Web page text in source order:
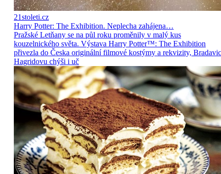
21stoleti.cz
Harry Potter: The Exhibition. Neplecha zahájena…
Pražské Letňany se na půl roku proměnily v malý kus
kouzelnického světa. Výstava Harry Potter™: The Exhibition
přivezla do Česka originální filmové kostýmy a rekvizity,
Hagridovu chýši i uč